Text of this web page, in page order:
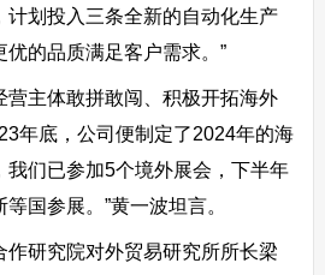
计划投入三条全新的自动化生产
的品质满足客户需求。”
营主体敢拼敢闯、积极开拓海外
年底，公司便制定了2024年的海
我们已参加5个境外展会，下半年
国参展。”黄一波坦言。
作研究院对外贸易研究所所长梁